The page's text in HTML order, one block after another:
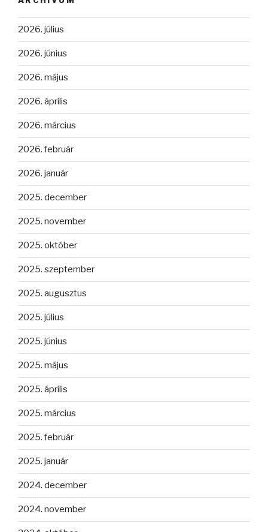
2026. július
2026. június
2026. május
2026. április
2026. március
2026. február
2026. január
2025. december
2025. november
2025. október
2025. szeptember
2025. augusztus
2025. július
2025. június
2025. május
2025. április
2025. március
2025. február
2025. január
2024. december
2024. november